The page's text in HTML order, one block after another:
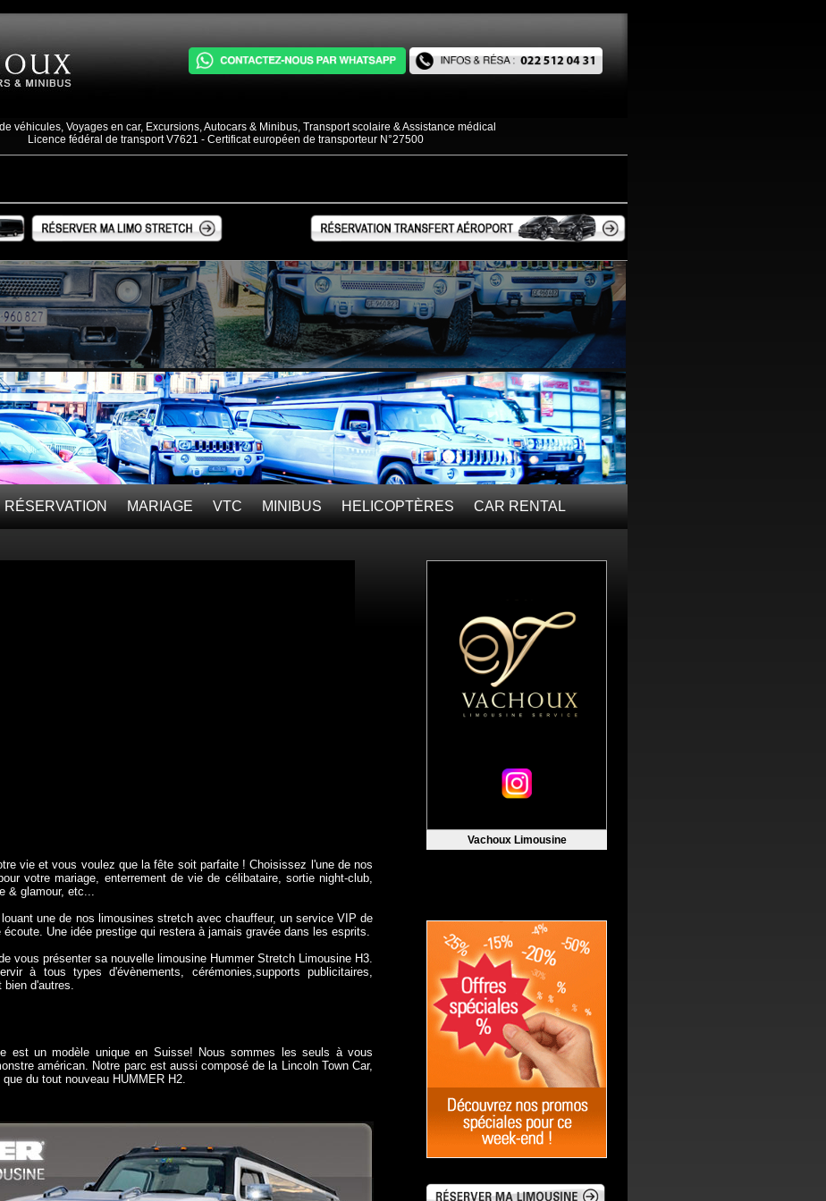
véhicules, Voyages en car, Excursions, Autocars & Minibus, Transport scolaire & Assistance médical
Licence fédéral de transport V7621 - Certificat européen de transporteur N°27500
RÉSERVATION MARIAGE VTC MINIBUS HELICOPTÈRES CAR RENTAL
vie et vous voulez que la fête soit parfaite ! Choisissez l'une de nos
votre mariage, enterrement de vie de célibataire, sortie night-club,
& glamour, etc...
une de nos limousines stretch avec chauffeur, un service VIP de
Une idée prestige qui restera à jamais gravée dans les esprits.
vous présenter sa nouvelle limousine Hummer Stretch Limousine H3.
à tous types d'évènements, cérémonies,supports publicitaires,
bien d'autres.
est un modèle unique en Suisse! Nous sommes les seuls à vous
américan. Notre parc est aussi composé de la Lincoln Town Car,
du tout nouveau HUMMER H2.
Vachoux Limousine